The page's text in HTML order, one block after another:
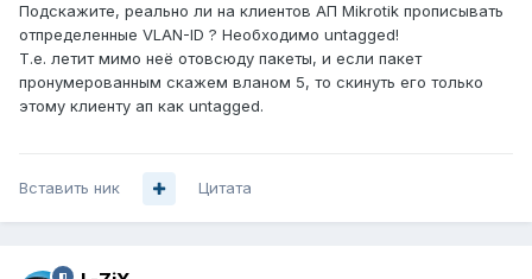
Подскажите, реально ли на клиентов АП Mikrotik прописывать
отпределенные VLAN-ID ? Необходимо untagged!
Т.е. летит мимо неё отовсюду пакеты, и если пакет
пронумерованным скажем вланом 5, то скинуть его только
этому клиенту ап как untagged.
Вставить ник Цитата